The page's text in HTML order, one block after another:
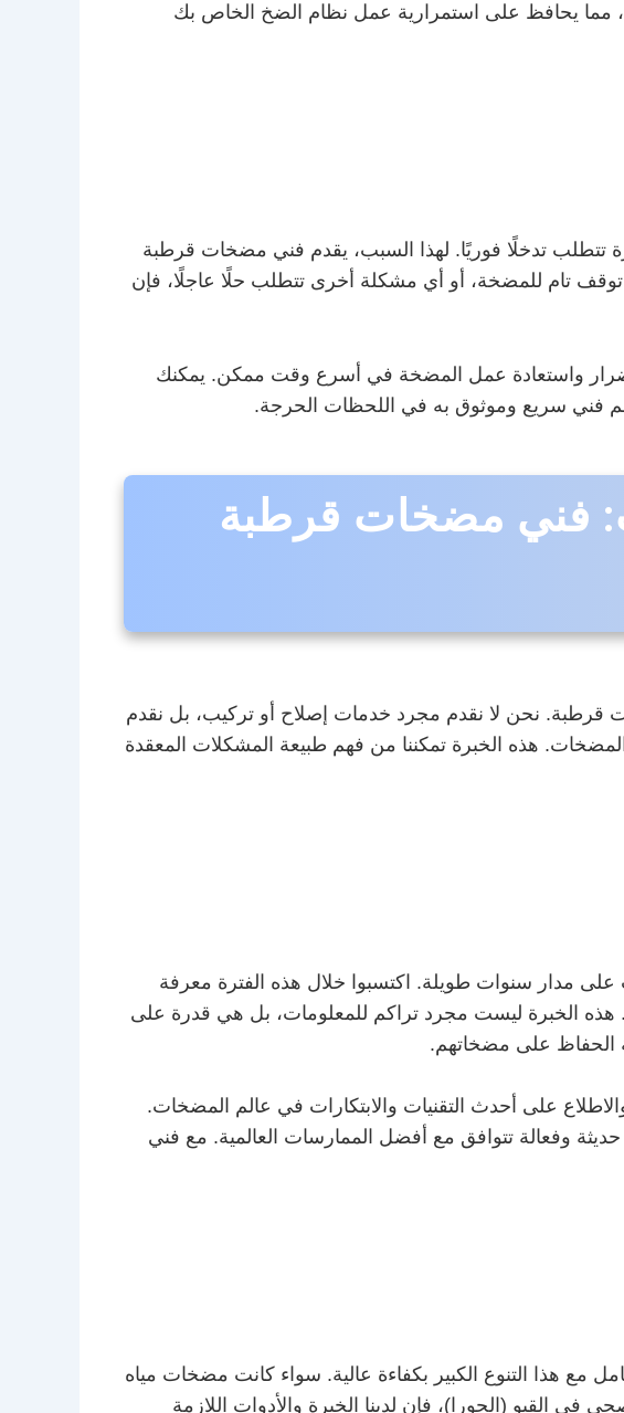
مما يحافظ على استمرارية عمل نظام الضخ الخاص بك
تتطلب تدخلًا فوريًا. لهذا السبب، يقدم فني مضخات قرطبة
أو توقف تام للمضخة، أو أي مشكلة أخرى تتطلب حلًا عاجلًا، فإن
الأضرار واستعادة عمل المضخة في أسرع وقت ممكن. يمكنك
فني سريع وموثوق به في اللحظات الحرجة.
فني مضخات قرطبة
قرطبة. نحن لا نقدم مجرد خدمات إصلاح أو تركيب، بل نقدم
هذه الخبرة تمكننا من فهم طبيعة المشكلات المعقدة
على مدار سنوات طويلة. اكتسبوا خلال هذه الفترة معرفة
هذه الخبرة ليست مجرد تراكم للمعلومات، بل هي قدرة على
الحفاظ على مضخاتهم.
على أحدث التقنيات والابتكارات في عالم المضخات.
وفعالة تتوافق مع أفضل الممارسات العالمية. مع فني
مع هذا التنوع الكبير بكفاءة عالية. سواء كانت مضخات مياه
القبو (الجورا)، فإن لدينا الخبرة والأدوات اللازمة